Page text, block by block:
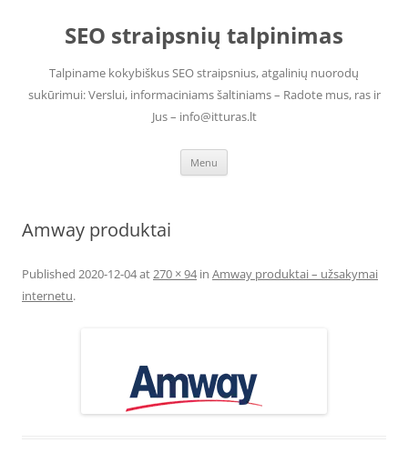
contentSEO straipsnių talpinimas
Talpiname kokybiškus SEO straipsnius, atgalinių nuorodų
sukūrimui: Verslui, informaciniams šaltiniams – Radote mus, ras ir
Jus – info@itturas.lt
Menu
Amway produktai
Published 2020-12-04at270 × 94in Amway produktai – užsakymai
internetu.